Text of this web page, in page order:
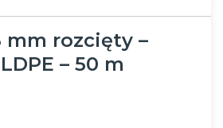
mm rozcięty –
– 50 m